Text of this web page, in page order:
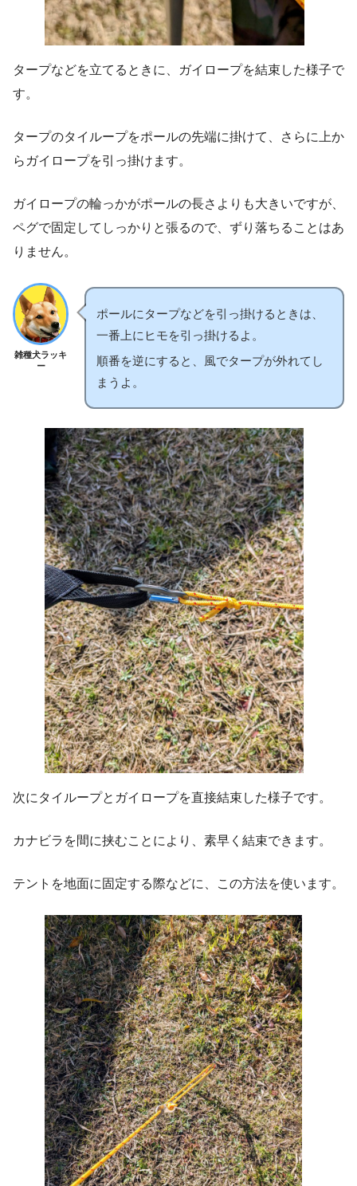
タープなどを立てるときに、ガイロープを結束した様子で
す。
タープのタイループをポールの先端に掛けて、さらに上か
らガイロープを引っ掛けます。
ガイロープの輪っかがポールの長さよりも大きいですが、
ペグで固定してしっかりと張るので、ずり落ちることはあ
りません。
雑種犬ラッキ
ー
ポールにタープなどを引っ掛けるときは、
一番上にヒモを引っ掛けるよ。
順番を逆にすると、風でタープが外れてし
まうよ。
次にタイループとガイロープを直接結束した様子です。
カナビラを間に挟むことにより、素早く結束できます。
テントを地面に固定する際などに、この方法を使います。